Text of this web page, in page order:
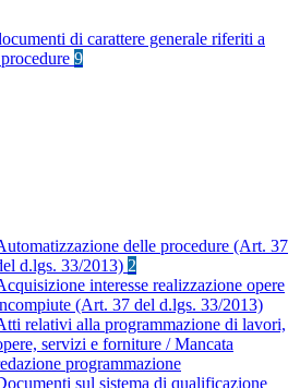
di carattere generale riferiti a
9
delle procedure (Art. 37
d.lgs. 33/2013) 2
interesse realizzazione opere
(Art. 37 del d.lgs. 33/2013)
relativi alla programmazione di lavori,
servizi e forniture / Mancata
programmazione
sul sistema di qualificazione